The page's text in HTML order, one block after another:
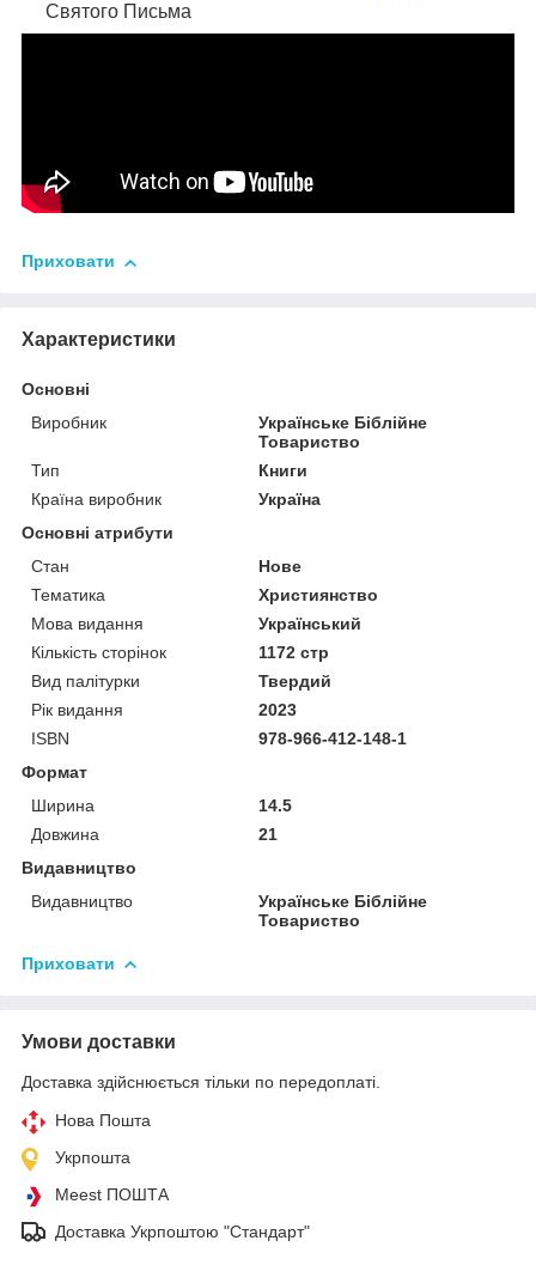
Святого Письма
Приховати
Характеристики
Основні
Виробник
Українське Біблійне
Товариство
Тип
Книги
Країна виробник
Україна
Основні атрибути
Стан
Нове
Тематика
Християнство
Мова видання
Український
Кількість сторінок
1172 стр
Вид палітурки
Твердий
Рік видання
2023
ISBN
978-966-412-148-1
Формат
Ширина
14.5
Довжина
21
Видавництво
Видавництво
Українське Біблійне
Товариство
Приховати
Умови доставки
Доставка здійснюється тільки по передоплаті.
Нова Пошта
Укрпошта
Meest ПОШТА
Доставка Укрпоштою "Стандарт"